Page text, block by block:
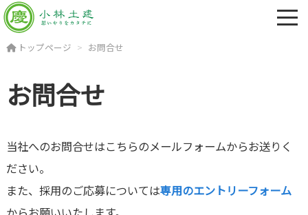
トップページ お問合せ
お問合せ
当社へのお問合せはこちらのメールフォームからお送りく
ださい。
また、採用のご応募については専用のエントリーフォーム